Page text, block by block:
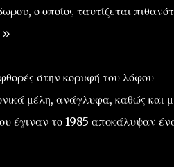
ο οποίος ταυτίζεται
»
στην κορυφή του λόφου
μέλη, ανάγλυφα, καθώς και
έγιναν το 1985 αποκάλυψαν